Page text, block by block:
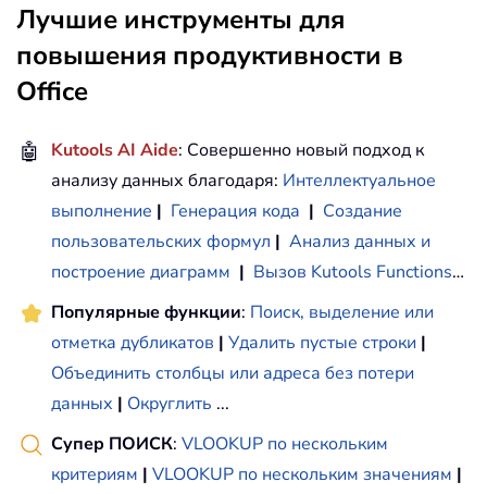
Лучшие инструменты для
повышения продуктивности в
Office
🤖 Kutools AI Aide: Совершенно новый подход к
анализу данных благодаря: Интеллектуальное
выполнение | Генерация кода | Создание
пользовательских формул | Анализ данных и
построение диаграмм | Вызов Kutools Functions…
Популярные функции: Поиск, выделение или
отметка дубликатов | Удалить пустые строки |
Объединить столбцы или адреса без потери
данных | Округлить ...
Супер ПОИСК: VLOOKUP по нескольким
критериям | VLOOKUP по нескольким значениям |